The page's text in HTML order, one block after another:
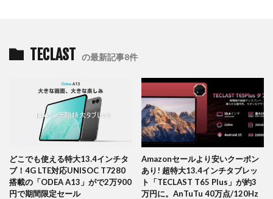
TECLAST の最新記事8件
どこでも使える特大13.4インチタ
ブ！4G LTE対応UNISOC T7280
搭載の「ODEA A13」がで2万900
円で期間限定セール
Amazonセールより安いクーポン
あり! 超特大13.4インチタブレッ
ト「TECLAST T65 Plus」が約3
万円に。AnTuTu 40万点/120Hz